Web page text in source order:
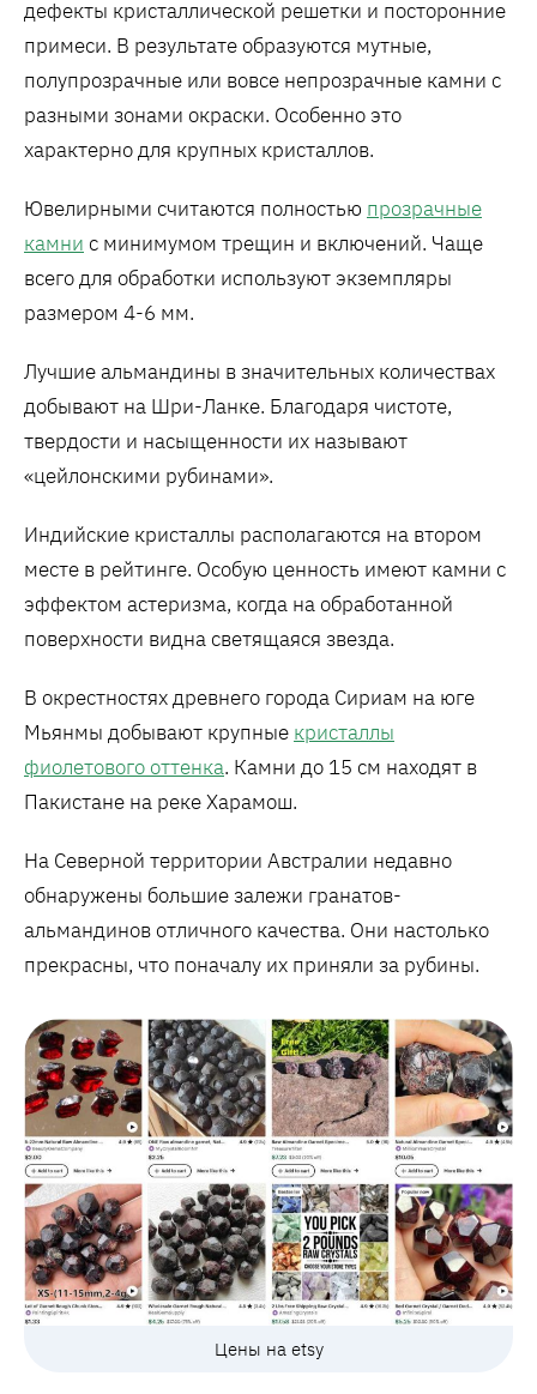
дефекты кристаллической решетки и посторонние
примеси. В результате образуются мутные,
полупрозрачные или вовсе непрозрачные камни с
разными зонами окраски. Особенно это
характерно для крупных кристаллов.
Ювелирными считаются полностью прозрачные
камни с минимумом трещин и включений. Чаще
всего для обработки используют экземпляры
размером 4-6 мм.
Лучшие альмандины в значительных количествах
добывают на Шри-Ланке. Благодаря чистоте,
твердости и насыщенности их называют
«цейлонскими рубинами».
Индийские кристаллы располагаются на втором
месте в рейтинге. Особую ценность имеют камни с
эффектом астеризма, когда на обработанной
поверхности видна светящаяся звезда.
В окрестностях древнего города Сириам на юге
Мьянмы добывают крупные кристаллы
фиолетового оттенка. Камни до 15 см находят в
Пакистане на реке Харамош.
На Северной территории Австралии недавно
обнаружены большие залежи гранатов-
альмандинов отличного качества. Они настолько
прекрасны, что поначалу их приняли за рубины.
Цены на etsy